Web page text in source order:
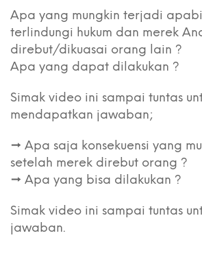
Apa yang mungkin terjadi
terlindungi hukum dan merek
direbut/dikuasai orang lain ?
Apa yang dapat dilakukan ?
Simak video ini sampai tuntas
mendapatkan jawaban;
→ Apa saja konsekuensi yang
setelah merek direbut orang ?
→ Apa yang bisa dilakukan ?
Simak video ini sampai tuntas
jawaban.